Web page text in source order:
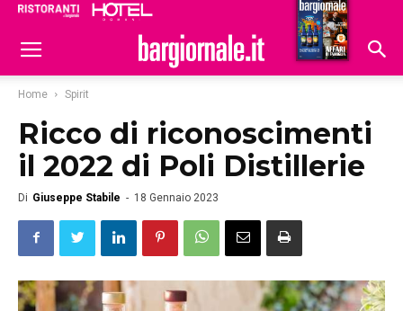
Hoteldomani
Home Spirit
Ricco di riconoscimenti
il 2022 di Poli Distillerie
Di Giuseppe Stabile - 18 Gennaio 2023